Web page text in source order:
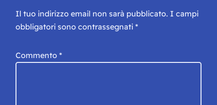
Il tuo indirizzo email non sarà pubblicato. I campi
obbligatori sono contrassegnati *
Commento *